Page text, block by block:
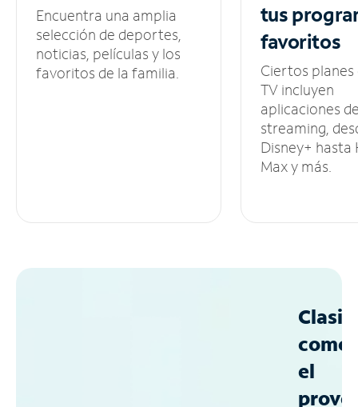
Encuentra una amplia
selección de deportes,
noticias, películas y los
favoritos de la familia.
tus
favoritos
Ciertos planes
TV incluyen
aplicaciones
streaming,
Disney+ hasta
Max y más.
como
el